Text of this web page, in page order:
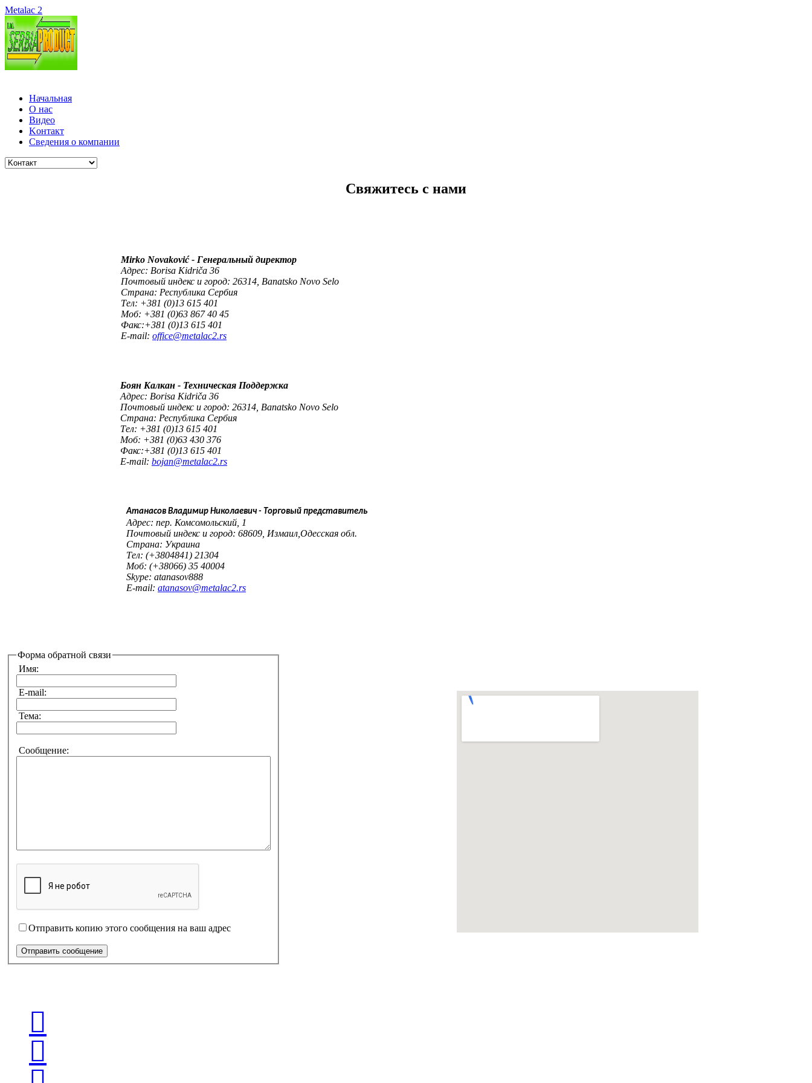
Metalac 2
Начальная
O нас
Видео
Kонтакт
Cведения о компании
Свяжитесь с нами
Mirko Novaković - Генеральный директор
Aдрес: Borisa Kidriča 36
Почтовый индекс и город: 26314, Banatsko Novo Selo
Cтрана: Республика Сербия
Tел: +381 (0)13 615 401
Mоб: +381 (0)63 867 40 45
Факс:+381 (0)13 615 401
E-mail: office@metalac2.rs
Боян Kалкан - Техническая Поддержка
Aдрес: Borisa Kidriča 36
Почтовый индекс и город: 26314, Banatsko Novo Selo
Cтрана: Республика Сербия
Tел: +381 (0)13 615 401
Mоб: +381 (0)63 430 376
Факс:+381 (0)13 615 401
E-mail: bojan@metalac2.rs
Атанасов Владимир Николаевич - Tорговый представитель
Aдрес: пер. Комсомольский, 1
Почтовый индекс и город: 68609, Измаил,Одесская обл.
Cтрана: Украина
Tел: (+3804841) 21304
Mоб: (+38066) 35 40004
Skype: atanasov888
E-mail: atanasov@metalac2.rs
Форма обратной связи
Имя:
E-mail:
Тема:
Сообщение:
Отправить копию этого сообщения на ваш адрес
Отправить сообщение

